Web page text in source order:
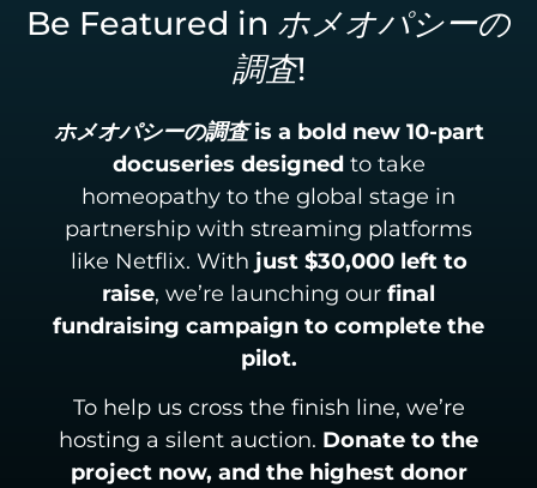
Be Featured in ホメオパシーの
調査!
ホメオパシーの調査is a bold new 10-part
docuseries designed to take
homeopathy to the global stage in
partnership with streaming platforms
like Netflix. With just $30,000 left to
raise, we’re launching our final
fundraising campaign to complete the
pilot.
To help us cross the finish line, we’re
hosting a silent auction. Donate to the
project now, and the highest donor